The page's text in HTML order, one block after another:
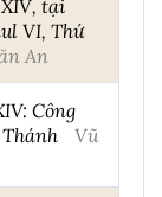
tại
VI, Thứ
An
Công
Vũ